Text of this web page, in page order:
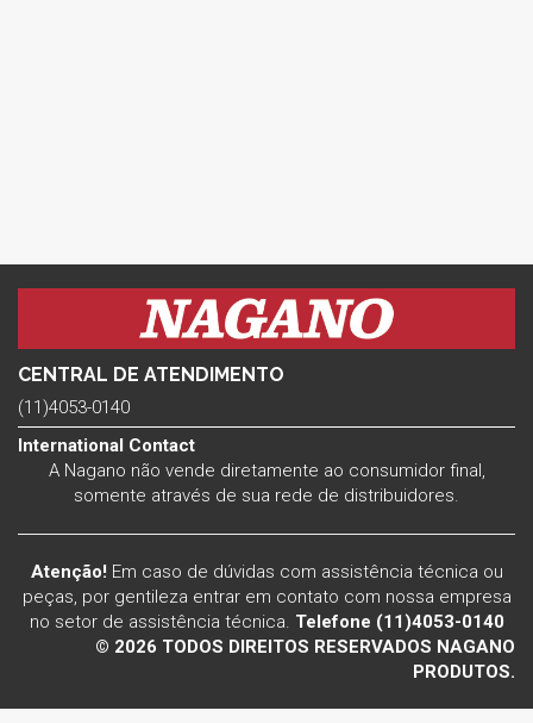
CENTRAL DE ATENDIMENTO
(11)4053-0140
International Contact
A Nagano não vende diretamente ao consumidor final,
somente através de sua rede de distribuidores.
Atenção! Em caso de dúvidas com assistência técnica ou
peças, por gentileza entrar em contato com nossa empresa
no setor de assistência técnica. Telefone (11)4053-0140
© 2026 TODOS DIREITOS RESERVADOS NAGANO
PRODUTOS.